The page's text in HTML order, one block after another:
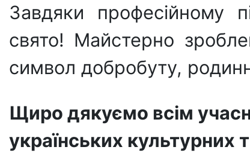
Завдяки професійному
свято! Майстерно
символ добробуту,
Щиро дякуємо всім
українських культурних